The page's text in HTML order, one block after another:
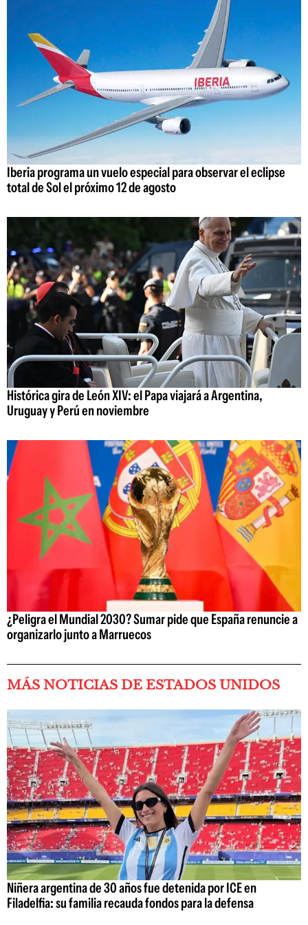
Iberia programa un vuelo especial para observar el eclipse
total de Sol el próximo 12 de agosto
Histórica gira de León XIV: el Papa viajará a Argentina,
Uruguay y Perú en noviembre
¿Peligra el Mundial 2030? Sumar pide que España renuncie a
organizarlo junto a Marruecos
MÁS NOTICIAS DE ESTADOS UNIDOS
Niñera argentina de 30 años fue detenida por ICE en
Filadelfia: su familia recauda fondos para la defensa